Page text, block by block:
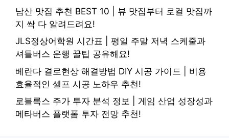
남산 맛집 추천 BEST 10 | 뷰 맛집부터 로컬 맛집까
지 싹 다 알려드려요!
JLS정상어학원 시간표 | 평일 주말 저녁 스케줄과
셔틀버스 운행 꿀팁 공유해요!
베란다 결로현상 해결방법 DIY 시공 가이드 | 비용
효율적인 셀프 시공 노하우 추천!
로블록스 주가 투자 분석 정보 | 게임 산업 성장성과
메타버스 플랫폼 투자 전망 추천!